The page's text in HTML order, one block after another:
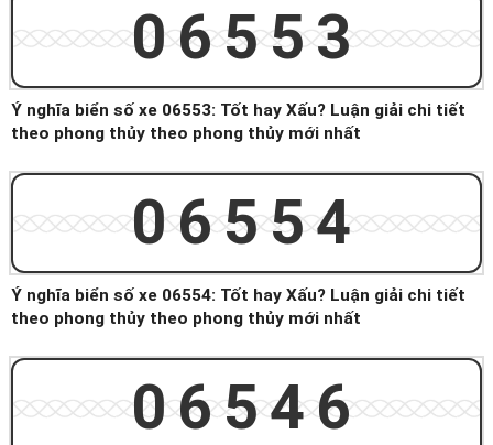
06553
Ý nghĩa biển số xe 06553: Tốt hay Xấu? Luận giải chi tiết
theo phong thủy theo phong thủy mới nhất
06554
Ý nghĩa biển số xe 06554: Tốt hay Xấu? Luận giải chi tiết
theo phong thủy theo phong thủy mới nhất
06546